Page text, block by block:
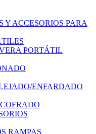
Y ACCESORIOS PARA
PORTÁTIL
ENFARDADO
RAMPAS